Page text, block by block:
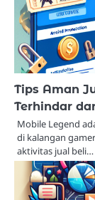
Tips Aman
Terhindar
Mobile Legend
di kalangan
aktivitas jual beli…